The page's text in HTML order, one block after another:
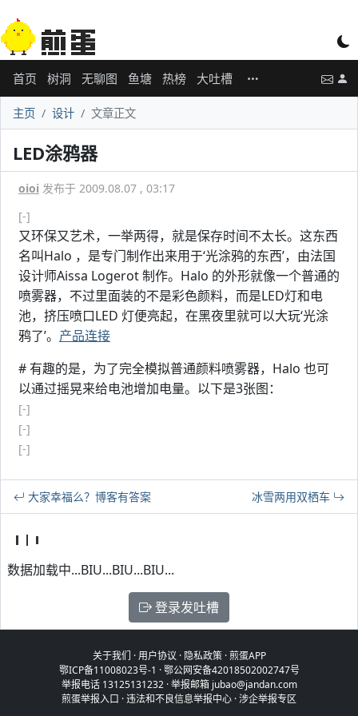
首页 树洞 无聊图 鱼塘 热榜 大吐槽
主页 设计 文章正文
LED涂鸦器
oioi 发布于 2009.08.07 , 03:17
[-]
又环保又艺术，一举两得，就是保存时间不太长。这东西
名叫Halo ，是专门制作出来用于‘光涂鸦的东西’，由法国
设计师Aissa Logerot 制作。Halo 的外形就像一个普通的
喷雾器，不过里面装的不是彩色颜料，而是LED灯和电
池，挤压喷口LED 灯便亮起，在黑夜里就可以大玩‘光涂
鸦了’。 产品连接
# 有趣的是，为了完全模拟普通颜料喷雾器，Halo 也可
以通过摇晃来给电池增加电量。以下是3张图：
[-]
[-]
[-]
大家幸福么？博客有答案 冰雪两用双栖车
数据加载中...BIU...BIU...BIU...
登录发吐槽
关于我们 ·用户协议 · 隐私政策·煎蛋APP
鄂ICP备11008023号-1 ·鄂公网安备42018502002747号
举报电话 13125131232 · 举报邮箱 jubao@jandan.com
煎蛋举报入口 ·违法和不良信息举报中心 ·涉企举报专区